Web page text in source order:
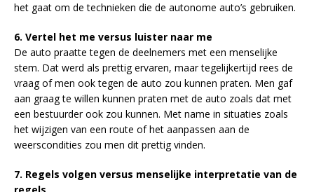
het gaat om de technieken die de autonome auto’s gebruiken.
6. Vertel het me versus luister naar me
De auto praatte tegen de deelnemers met een menselijke
stem. Dat werd als prettig ervaren, maar tegelijkertijd rees de
vraag of men ook tegen de auto zou kunnen praten. Men gaf
aan graag te willen kunnen praten met de auto zoals dat met
een bestuurder ook zou kunnen. Met name in situaties zoals
het wijzigen van een route of het aanpassen aan de
weerscondities zou men dit prettig vinden.
7. Regels volgen versus menselijke interpretatie van de